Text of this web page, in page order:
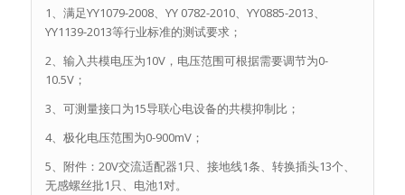
1、满足YY1079-2008、YY 0782-2010、YY0885-2013、
YY1139-2013等行业标准的测试要求；
2、输入共模电压为10V，电压范围可根据需要调节为0-
10.5V；
3、可测量接口为15导联心电设备的共模抑制比；
4、极化电压范围为0-900mV；
5、附件：20V交流适配器1只、接地线1条、转换插头13个、
无感螺丝批1只、电池1对。